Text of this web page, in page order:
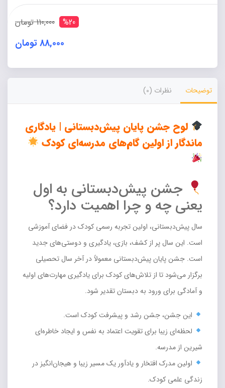
سه‌بعدی
%20 110,000 تومان
88,000 تومان
Alternative:
توضیحات نظرات (0)
لوح جشن پایان پیش‌دبستانی | یادگاری
ماندگار از اولین گام‌های مدرسه‌ای کودک
جشن پیش‌دبستانی به اول
یعنی چه و چرا اهمیت دارد؟
سال پیش‌دبستانی، اولین تجربه رسمی کودک در فضای آموزشی
است. این سال پر از کشف، بازی، یادگیری و دوستی‌های جدید
است. جشن پایان پیش‌دبستانی معمولاً در آخر سال تحصیلی
برگزار می‌شود تا از تلاش‌های کودک برای یادگیری مهارت‌های اولیه
و آمادگی برای ورود به دبستان تقدیر شود.
این جشن، جشن رشد و پیشرفت کودک است.
لحظه‌ای زیبا برای تقویت اعتماد به نفس و ایجاد خاطره‌ای
شیرین از مدرسه.
اولین مدرک افتخار و یادآور یک مسیر زیبا و هیجان‌انگیز در
زندگی علمی کودک.